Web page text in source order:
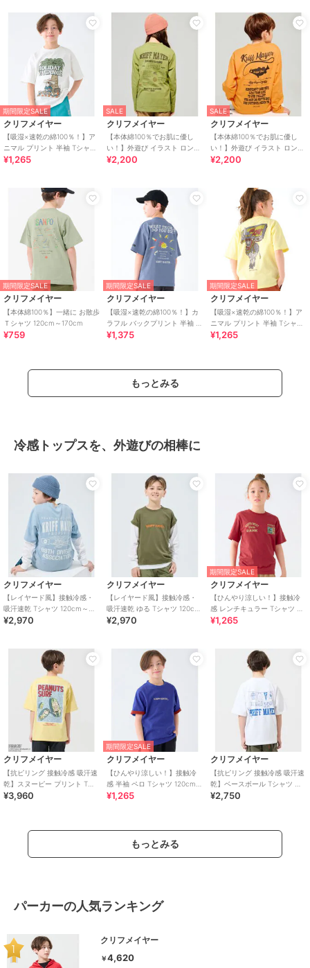
期間限定SALE
クリフメイヤー
【吸湿×速乾の綿100％！】ア
ニマル プリント 半袖 Tシャツ
シュナウザー 120cm～170cm
¥1,265
SALE
クリフメイヤー
【本体綿100％でお肌に優し
い！】外遊び イラスト ロンT
ロゴ 120cm～170cm
¥2,200
SALE
クリフメイヤー
【本体綿100％でお肌に優し
い！】外遊び イラスト ロンT
釣り 120cm～170cm
¥2,200
期間限定SALE
クリフメイヤー
【本体綿100％】一緒に お散歩
Ｔシャツ 120cm～170cm
¥759
期間限定SALE
クリフメイヤー
【吸湿×速乾の綿100％！】カ
ラフル バックプリント 半袖 T
シャツ ルアー 120cm～170cm
¥1,375
期間限定SALE
クリフメイヤー
【吸湿×速乾の綿100％！】ア
ニマル プリント 半袖 Tシャツ
牛 120cm～170cm
¥1,265
もっとみる
冷感トップスを、外遊びの相棒に
クリフメイヤー
【レイヤード風】接触冷感・
吸汗速乾 Tシャツ 120cm～
170cm
¥2,970
クリフメイヤー
【レイヤード風】接触冷感・
吸汗速乾 ゆる Tシャツ 120cm
～170cm
¥2,970
期間限定SALE
クリフメイヤー
【ひんやり涼しい！】接触冷
感 レンチキュラー Tシャツ 半
袖 120cm～170cm
¥1,265
クリフメイヤー
【抗ピリング 接触冷感 吸汗速
乾】スヌーピー プリント Tシ
ャツ サーフ 120cm～170cm
¥3,960
期間限定SALE
クリフメイヤー
【ひんやり涼しい！】接触冷
感 半袖 ペロ Tシャツ 120cm～
170cm
¥1,265
クリフメイヤー
【抗ピリング 接触冷感 吸汗速
乾】ベースボール Tシャツ 半
袖 120cm～170cm
¥2,750
もっとみる
パーカーの人気ランキング
クリフメイヤー
￥4,620